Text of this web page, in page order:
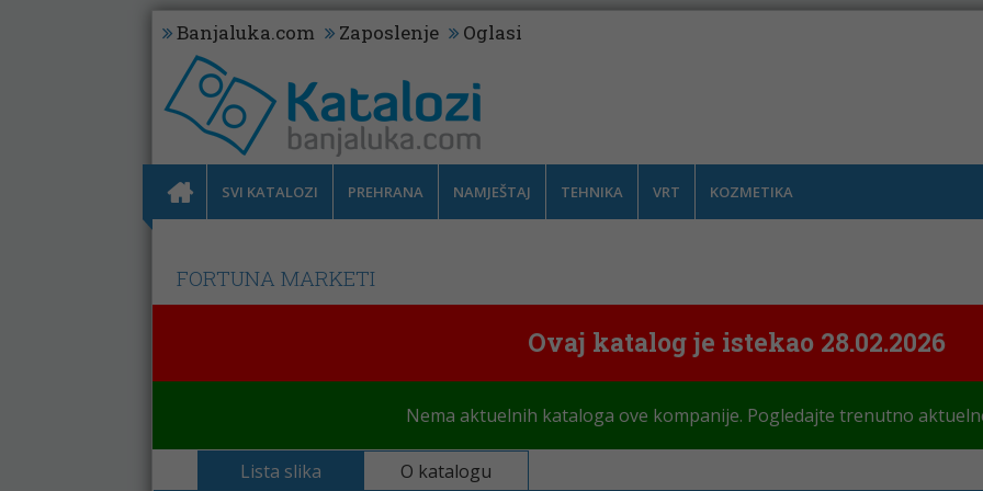
Banjaluka.com Zaposlenje Oglasi
SVI KATALOZI PREHRANA NAMJEŠTAJ TEHNIKA VRT KOZMETIKA
FORTUNA MARKETI
Ovaj katalog je istekao 28.02.2026
Nema aktuelnih kataloga ove kompanije. Pogledajte trenutno
Lista slika O katalogu